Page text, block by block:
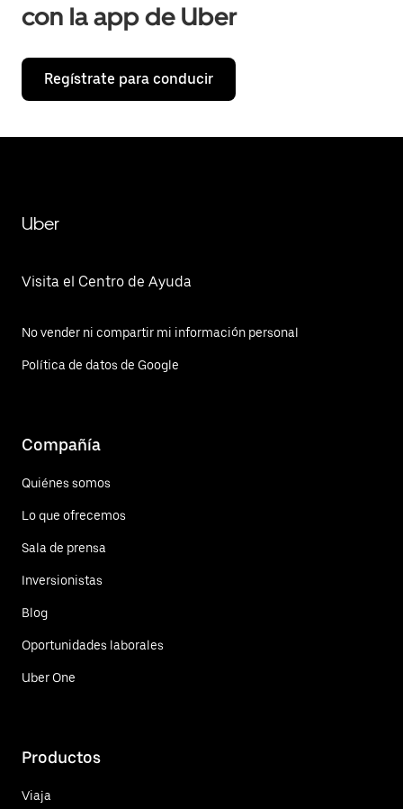
con la app de Uber
Regístrate para conducir
Uber
Visita el Centro de Ayuda
No vender ni compartir mi información personal
Política de datos de Google
Compañía
Quiénes somos
Lo que ofrecemos
Sala de prensa
Inversionistas
Blog
Oportunidades laborales
Uber One
Productos
Viaja